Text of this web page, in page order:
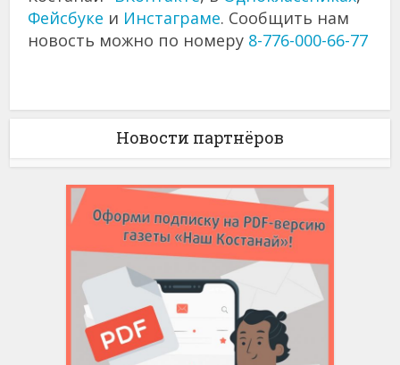
Фейсбуке и Инстаграме. Сообщить нам
новость можно по номеру 8-776-000-66-77
Новости партнёров